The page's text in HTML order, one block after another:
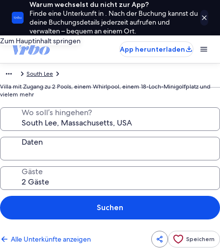
Warum wechselst du nicht zur App?
Finde eine Unterkunft in . Nach der Buchung kannst du
deine Buchungsdetails jederzeit aufrufen und
verwalten – bequem an einem Ort.
Zum Hauptinhalt springen
App herunterladen
South Lee
Villa mit Zugang zu 2 Pools, einem Whirlpool, einem 18-Loch-Minigolfplatz und
vielem mehr
Wo soll’s hingehen?
Daten
Gäste
Suchen
Alle Unterkünfte anzeigen Speichern